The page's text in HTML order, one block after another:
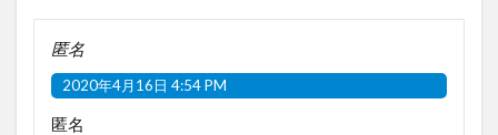
匿名
2020年4月16日 4:54 PM
匿名